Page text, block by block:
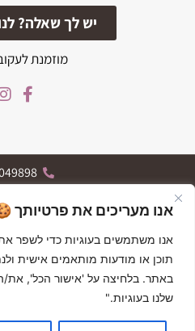
אנו מעריכים את פרטיותך
אנו משתמשים בעוגיות כדי לשפר
תוכן או מודעות מותאמים אישית
באתר. בלחיצה על 'אישור הכל',
שלנו בעוגיות."
יש לך שאלה?
מוזמנת
א-ה 09:30-19:30, ו 09:30-13:30
GIFT CARDS
בלוג
תקנון האתר